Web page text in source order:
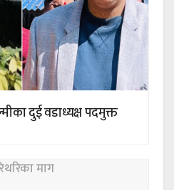
दुई वडाध्यक्ष पदमुक्त